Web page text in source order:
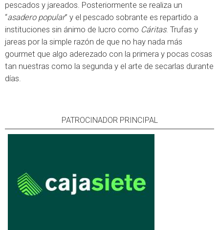
pescados y jareados. Posteriormente se realiza un
“asadero popular” y el pescado sobrante es repartido a
instituciones sin ánimo de lucro como Cáritas. Trufas y
jareas por la simple razón de que no hay nada más
gourmet que algo aderezado con la primera y pocas cosas
tan nuestras como la segunda y el arte de secarlas durante
días.
PATROCINADOR PRINCIPAL